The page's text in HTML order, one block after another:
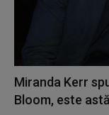
Miranda Kerr
Bloom, este